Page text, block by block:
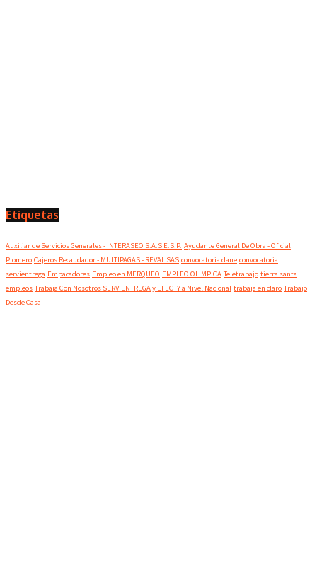
Etiquetas
Auxiliar de Servicios Generales - INTERASEO S.A.S E.S.P. Ayudante General De Obra - Oficial
Plomero Cajeros Recaudador - MULTIPAGAS - REVAL SAS convocatoria dane convocatoria
servientrega Empacadores Empleo en MERQUEO EMPLEO OLIMPICA Teletrabajo tierra santa
empleos Trabaja Con Nosotros SERVIENTREGA y EFECTY a Nivel Nacional trabaja en claro Trabajo
Desde Casa